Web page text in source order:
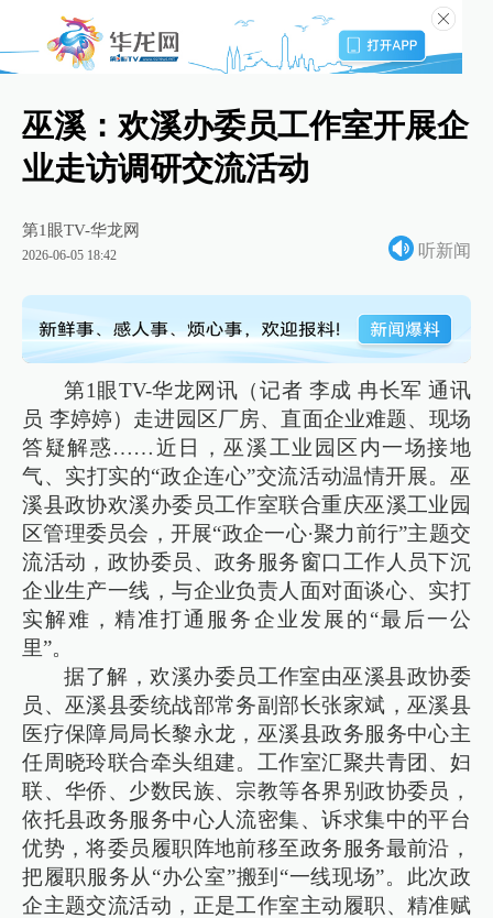
巫溪：欢溪办委员工作室开展企
业走访调研交流活动
第1眼TV-华龙网
2026-06-05 18:42 听新闻
第1眼TV-华龙网讯（记者 李成 冉长军 通讯
员 李婷婷）走进园区厂房、直面企业难题、现场
答疑解惑……近日，巫溪工业园区内一场接地
气、实打实的“政企连心”交流活动温情开展。巫
溪县政协欢溪办委员工作室联合重庆巫溪工业园
区管理委员会，开展“政企一心·聚力前行”主题交
流活动，政协委员、政务服务窗口工作人员下沉
企业生产一线，与企业负责人面对面谈心、实打
实解难，精准打通服务企业发展的“最后一公
里”。
据了解，欢溪办委员工作室由巫溪县政协委
员、巫溪县委统战部常务副部长张家斌，巫溪县
医疗保障局局长黎永龙，巫溪县政务服务中心主
任周晓玲联合牵头组建。工作室汇聚共青团、妇
联、华侨、少数民族、宗教等各界别政协委员，
依托县政务服务中心人流密集、诉求集中的平台
优势，将委员履职阵地前移至政务服务最前沿，
把履职服务从“办公室”搬到“一线现场”。此次政
企主题交流活动，正是工作室主动履职、精准赋